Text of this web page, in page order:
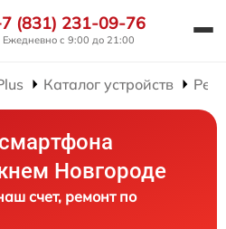
(831) 231-09-76
Ежедневно с 9:00 до 21:00
Каталог устройств
Новгороде
счет, ремонт по